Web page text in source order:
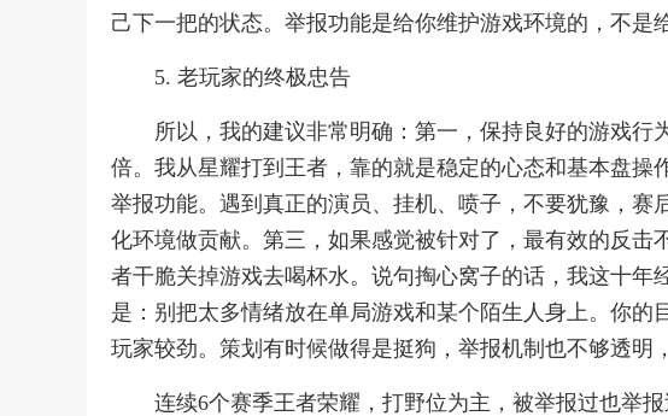
己下一把的状态。举报功能是给你维护游戏环境的，不是
5. 老玩家的终极忠告
所以，我的建议非常明确：第一，保持良好的游戏行
倍。我从星耀打到王者，靠的就是稳定的心态和基本盘操
举报功能。遇到真正的演员、挂机、喷子，不要犹豫，赛
化环境做贡献。第三，如果感觉被针对了，最有效的反击
者干脆关掉游戏去喝杯水。说句掏心窝子的话，我这十年
是：别把太多情绪放在单局游戏和某个陌生人身上。你的
玩家较劲。策划有时候做得是挺狗，举报机制也不够透明
连续6个赛季王者荣耀，打野位为主，被举报过也举